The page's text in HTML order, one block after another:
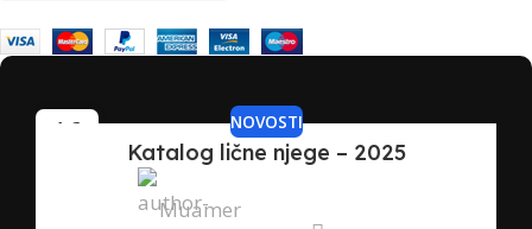
16 NOVOSTI
Katalog lične njege – 2025
Muamer